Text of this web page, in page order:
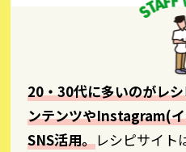
20・30代に多いのがレ
ンテンツやInstagram(
SNS活用。レシピサイト